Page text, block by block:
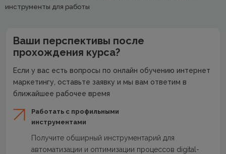
инструменты для работы
Ваши перспективы после
прохождения курса?
Если у вас есть вопросы по онлайн обучению интернет
маркетингу, оставьте заявку и мы вам ответим в
ближайшее рабочее время
Работать с профильными
инструментами
Получите обширный инструментарий для
автоматизации и оптимизации процессов digital-